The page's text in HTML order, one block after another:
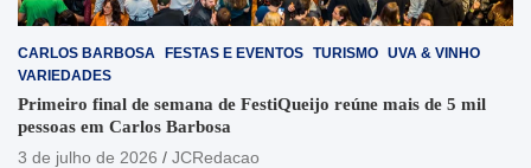
CARLOS BARBOSA FESTAS E EVENTOS TURISMO UVA & VINHO
VARIEDADES
Primeiro final de semana de FestiQueijo reúne mais de 5 mil
pessoas em Carlos Barbosa
3 de julho de 2026
JCRedacao